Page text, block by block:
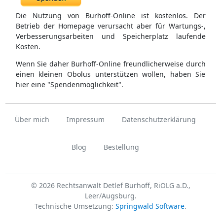
Die Nutzung von Burhoff-Online ist kostenlos. Der
Betrieb der Homepage verursacht aber für Wartungs-,
Verbesserungsarbeiten und Speicherplatz laufende
Kosten.
Wenn Sie daher Burhoff-Online freundlicherweise durch
einen kleinen Obolus unterstützen wollen, haben Sie
hier eine "Spendenmöglichkeit".
Über mich Impressum Datenschutzerklärung
Blog Bestellung
© 2026 Rechtsanwalt Detlef Burhoff, RiOLG a.D.,
Leer/Augsburg.
Technische Umsetzung: Springwald Software.